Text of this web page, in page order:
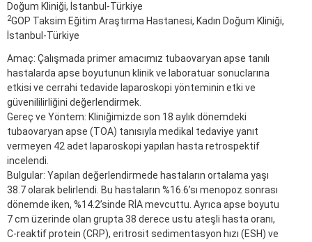
Doğum Kliniği, İstanbul-Türkiye
2GOP Taksim Eğitim Araştırma Hastanesi, Kadın Doğum Kliniği,
İstanbul-Türkiye
Amaç: Çalışmada primer amacımız tubaovaryan apse tanılı
hastalarda apse boyutunun klinik ve laboratuar sonuclarına
etkisi ve cerrahi tedavide laparoskopi yönteminin etki ve
güvenililirliğini değerlendirmek.
Gereç ve Yöntem: Kliniğimizde son 18 aylık dönemdeki
tubaovaryan apse (TOA) tanısıyla medikal tedaviye yanıt
vermeyen 42 adet laparoskopi yapılan hasta retrospektif
incelendi.
Bulgular: Yapılan değerlendirmede hastaların ortalama yaşı
38.7 olarak belirlendi. Bu hastaların %16.6’sı menopoz sonrası
dönemde iken, %14.2’sinde RİA mevcuttu. Ayrıca apse boyutu
7 cm üzerinde olan grupta 38 derece ustu ateşli hasta oranı,
C-reaktif protein (CRP), eritrosit sedimentasyon hızı (ESH) ve